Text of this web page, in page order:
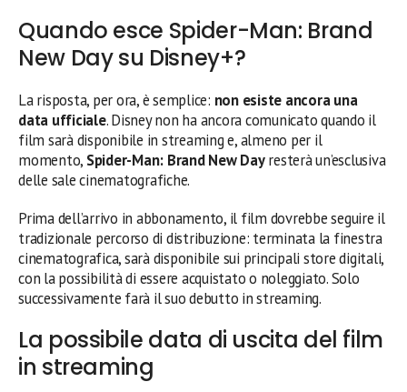
Quando esce Spider-Man: Brand
New Day su Disney+?
La risposta, per ora, è semplice: non esiste ancora una
data ufficiale. Disney non ha ancora comunicato quando il
film sarà disponibile in streaming e, almeno per il
momento, Spider-Man: Brand New Dayresterà un’esclusiva
delle sale cinematografiche.
Prima dell’arrivo in abbonamento, il film dovrebbe seguire il
tradizionale percorso di distribuzione: terminata la finestra
cinematografica, sarà disponibile sui principali store digitali,
con la possibilità di essere acquistato o noleggiato. Solo
successivamente farà il suo debutto in streaming.
La possibile data di uscita del film
in streaming